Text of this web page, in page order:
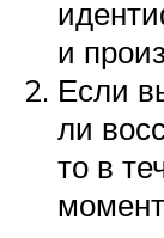
и
Если
ли
то в